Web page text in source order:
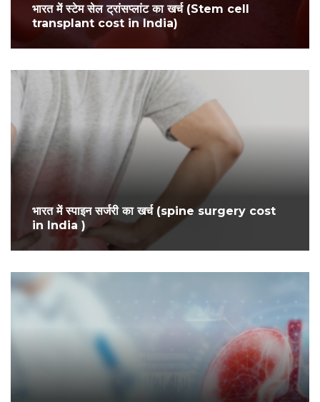
भारत में स्टेम सेल ट्रांसप्लांट का खर्च (Stem cell
transplant cost in India)
भारत में स्पाइन सर्जरी का खर्च (spine surgery cost
in India )